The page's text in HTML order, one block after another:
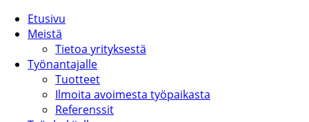
Etusivu
Meistä
Tietoa yrityksestä
Työnantajalle
Tuotteet
Ilmoita avoimesta työpaikasta
Referenssit